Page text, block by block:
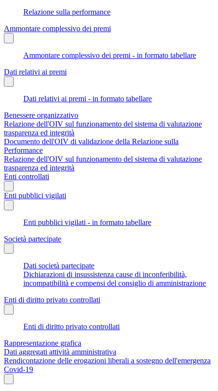
Relazione sulla performance
Ammontare complessivo dei premi
Ammontare complessivo dei premi - in formato tabellare
Dati relativi ai premi
Dati relativi ai premi - in formato tabellare
Benessere organizzativo
Relazione dell'OIV sul funzionamento del sistema di valutazione
trasparenza ed integrità
Documento dell'OIV di validazione della Relazione sulla
Performance
Relazione dell'OIV sul funzionamento del sistema di valutazione
trasparenza ed integrità
Enti controllati
Enti pubblici vigilati
Enti pubblici vigilati - in formato tabellare
Società partecipate
Dati società partecipate
Dichiarazioni di insussistenza cause di inconferibilità,
incompatibilità e compensi del consiglio di amministrazione
Enti di diritto privato controllati
Enti di diritto privato controllati
Rappresentazione grafica
Dati aggregati attività amministrativa
Rendicontazione delle erogazioni liberali a sostegno dell'emergenza
Covid-19